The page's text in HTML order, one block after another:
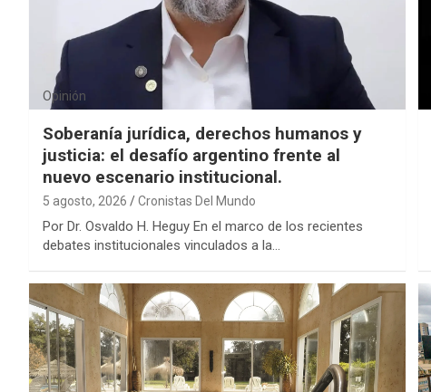
Opinión
Soberanía jurídica, derechos humanos y
justicia: el desafío argentino frente al
nuevo escenario institucional.
5 agosto, 2026 Cronistas Del Mundo
Por Dr. Osvaldo H. Heguy En el marco de los recientes
debates institucionales vinculados a la…